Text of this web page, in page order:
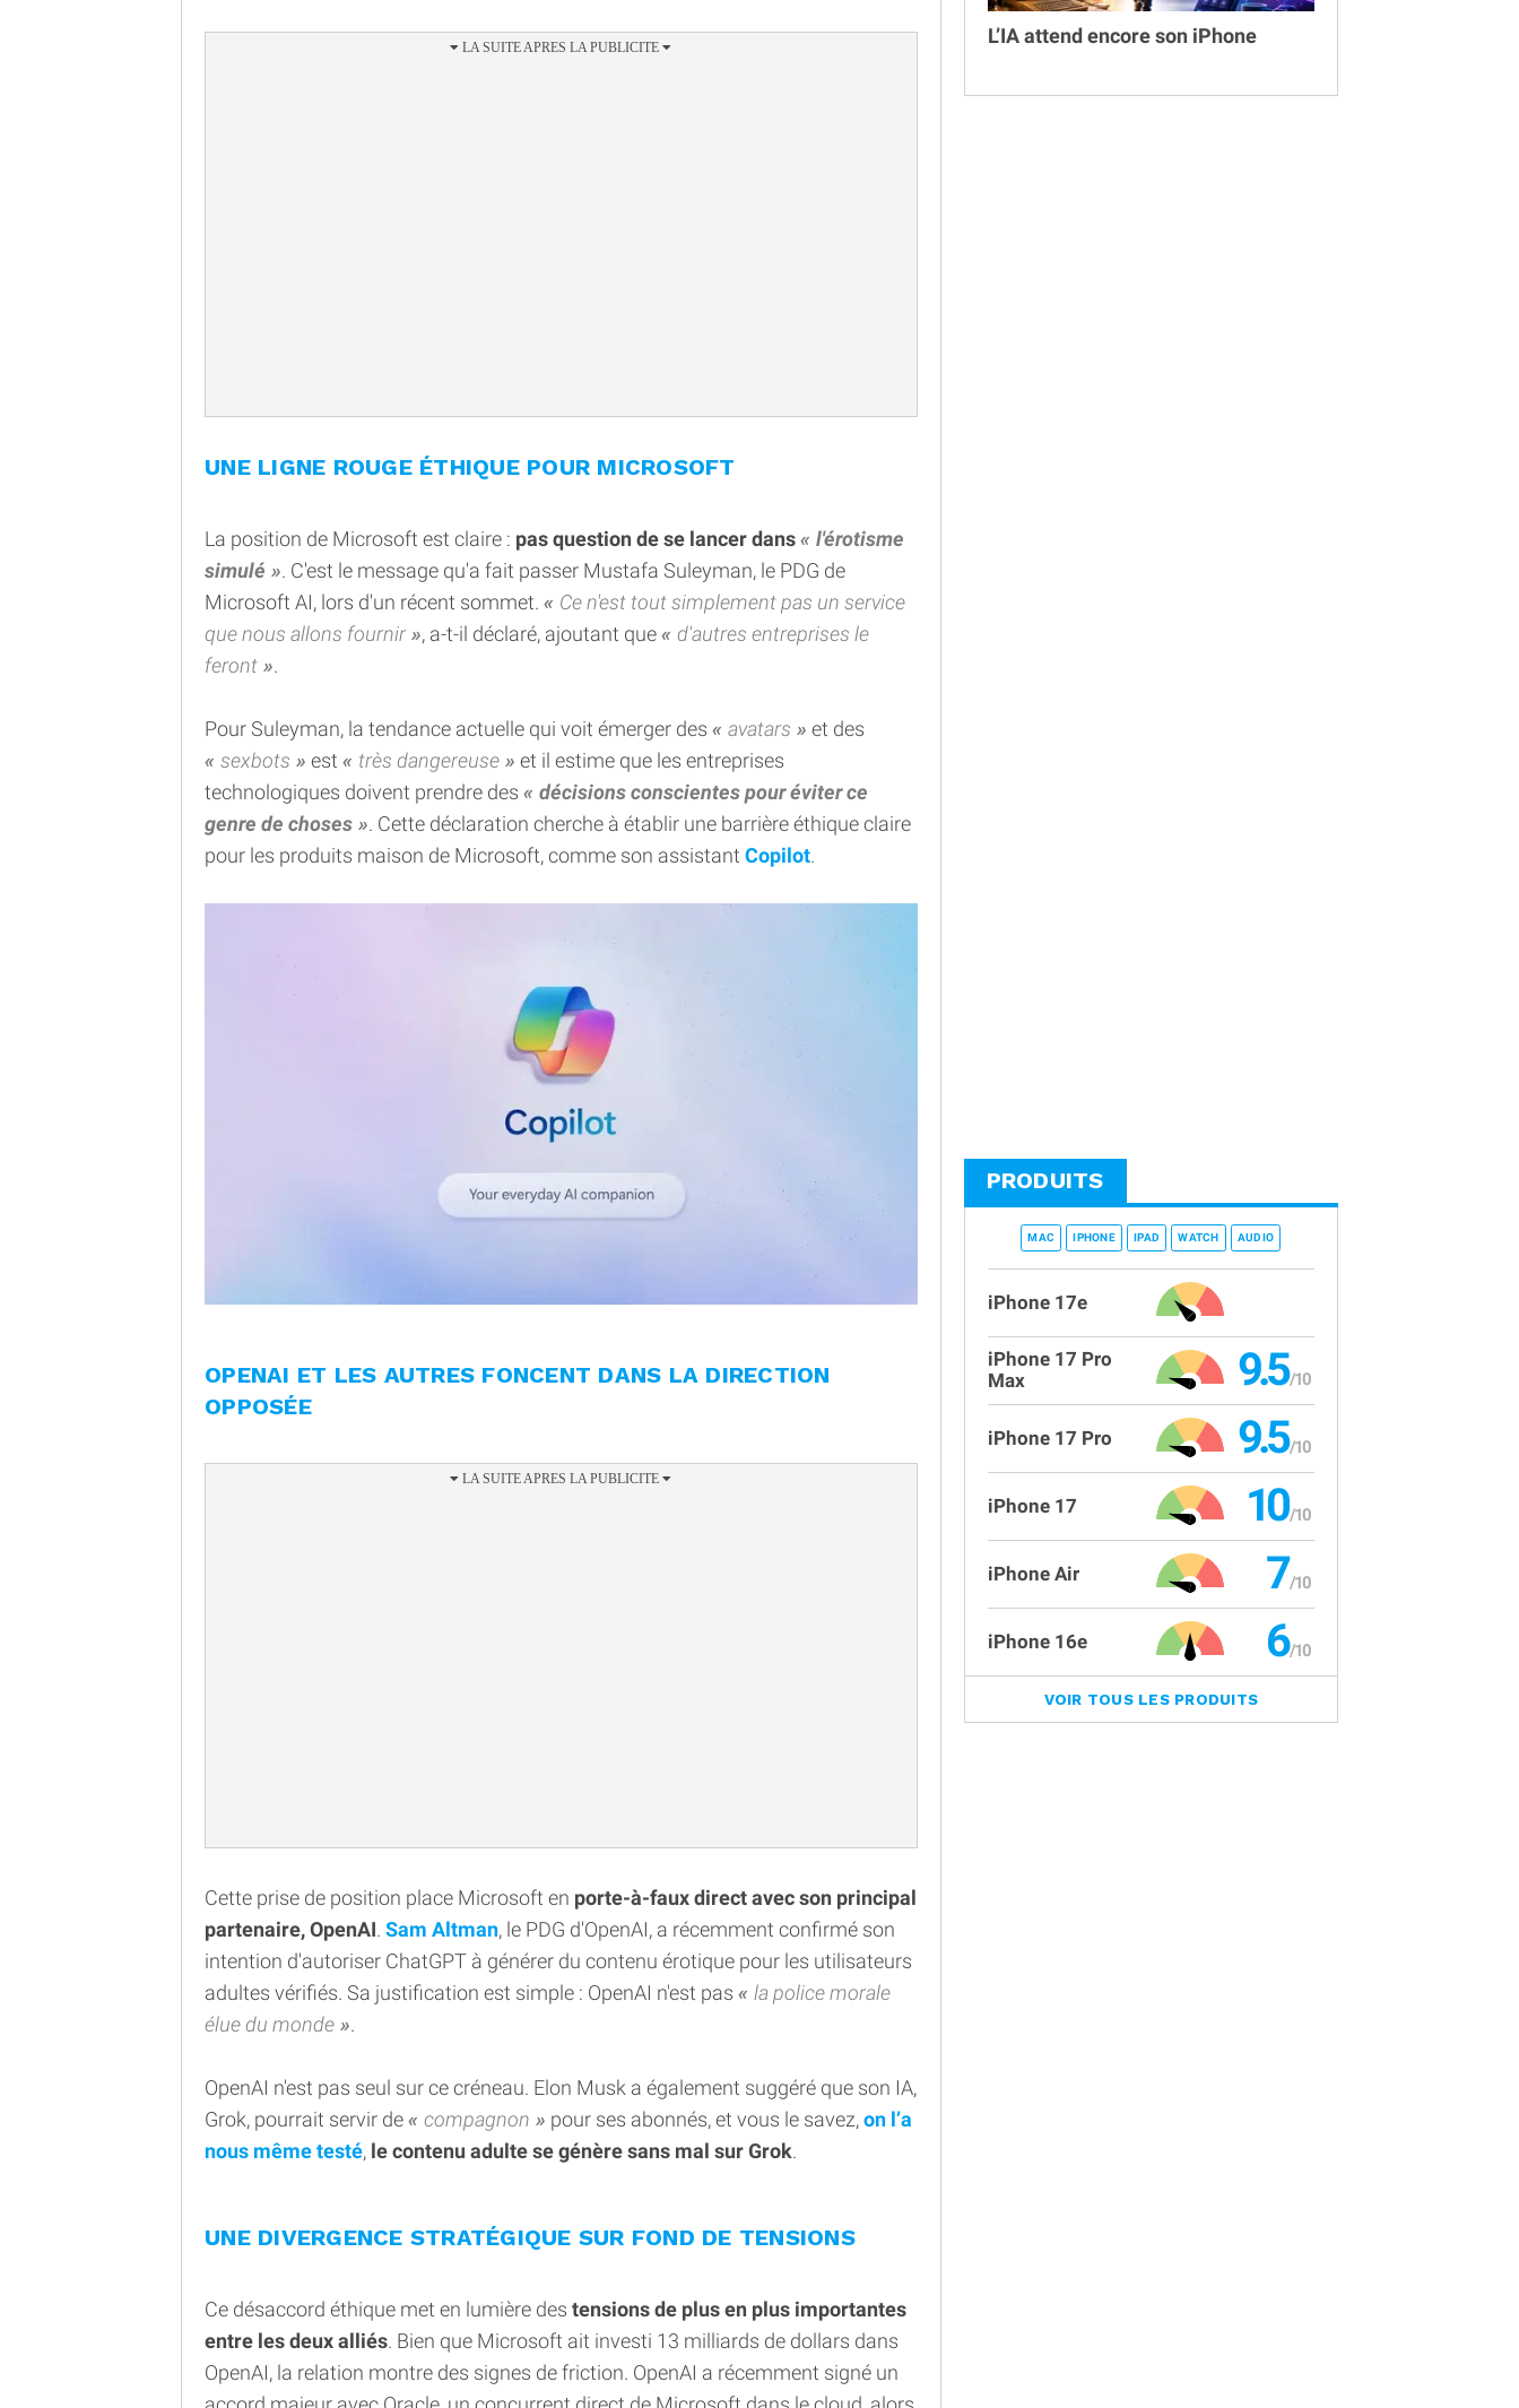
UNE LIGNE ROUGE ÉTHIQUE POUR MICROSOFT
La position de Microsoft est claire : pas question de se lancer dans
l'érotisme
simulé
. C'est le message qu'a fait passer Mustafa Suleyman, le PDG de
Microsoft AI, lors d'un récent sommet.
Ce n'est tout simplement pas un service
que nous allons fournir
, a-t-il déclaré, ajoutant que
d'autres entreprises le
feront
.
Pour Suleyman, la tendance actuelle qui voit émerger des avatars
et des
sexbots
est très dangereuse
et il estime que les entreprises
technologiques doivent prendre des
décisions conscientes pour éviter ce
genre de choses
. Cette déclaration cherche à établir une barrière éthique claire
pour les produits maison de Microsoft, comme son assistant Copilot.
OPENAI ET LES AUTRES FONCENT DANS LA DIRECTION
OPPOSÉE
Cette prise de position place Microsoft en porte-à-faux direct avec son principal
partenaire, OpenAI. Sam Altman, le PDG d'OpenAI, a récemment confirmé son
intention d'autoriser ChatGPT à générer du contenu érotique pour les utilisateurs
adultes vérifiés. Sa justification est simple : OpenAI n'est pas
la police morale
élue du monde
.
OpenAI n'est pas seul sur ce créneau. Elon Musk a également suggéré que son IA,
Grok, pourrait servir de
compagnon pour ses abonnés, et vous le savez,on l’a
nous même testé, le contenu adulte se génère sans mal sur Grok.
UNE DIVERGENCE STRATÉGIQUE SUR FOND DE TENSIONS
Ce désaccord éthique met en lumière des tensions de plus en plus importantes
entre les deux alliés. Bien que Microsoft ait investi 13 milliards de dollars dans
OpenAI, la relation montre des signes de friction. OpenAI a récemment signé un
L’IA attend encore son iPhone
PRODUITS
MAC IPHONE IPAD WATCH AUDIO
iPhone 17e
iPhone 17 Pro
Max
9.5
iPhone 17 Pro 9.5
iPhone 17 10
iPhone Air 7
iPhone 16e 6
VOIR TOUS LES PRODUITS